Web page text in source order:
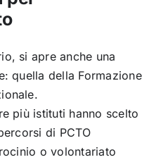
si apre anche una
quella della Formazione
più istituti hanno scelto
di PCTO
o volontariato